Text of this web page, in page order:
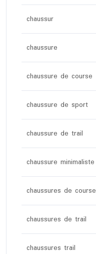
chaussur
chaussure
chaussure de course
chaussure de sport
chaussure de trail
chaussure minimaliste
chaussures de course
chaussures de trail
chaussures trail